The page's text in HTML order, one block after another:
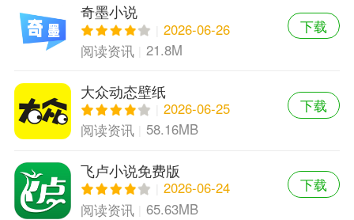
奇墨小说
2026-06-26
阅读资讯
21.8M
下载
大众动态壁纸
2026-06-25
阅读资讯
58.16MB
下载
飞卢小说免费版
2026-06-24
阅读资讯
65.63MB
下载